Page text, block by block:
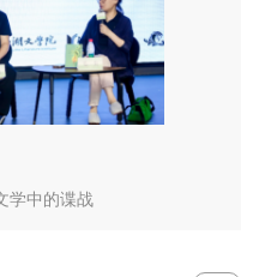
学中的谍战